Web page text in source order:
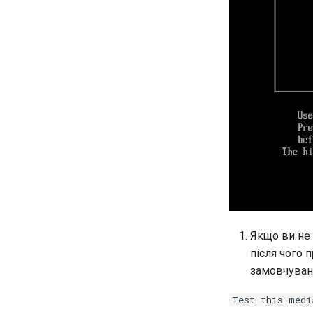
Якщо ви не
після чого
Test this